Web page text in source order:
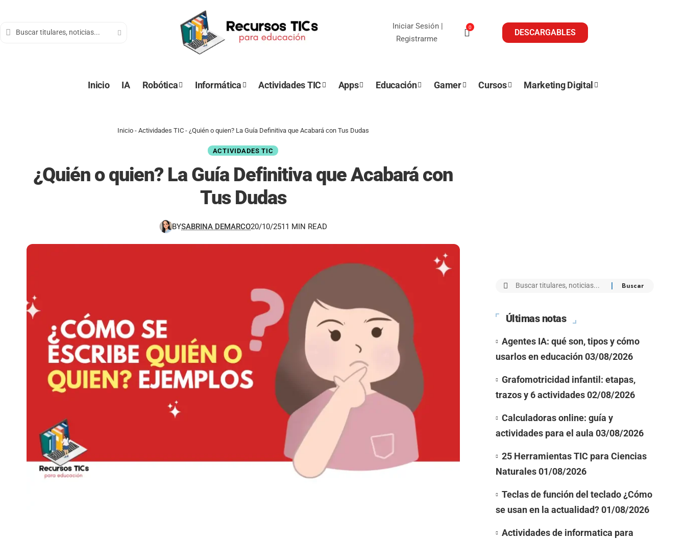
Iniciar Sesión|
Registrarme
0
DESCARGABLES
Inicio IA Robótica Informática Actividades TIC Apps Educación Gamer Cursos Marketing Digital
Inicio- Actividades TIC- ¿Quién o quien? La Guía Definitiva que Acabará con Tus Dudas
ACTIVIDADES TIC
¿Quién o quien? La Guía Definitiva que Acabará con
Tus Dudas
BYSABRINA DEMARCO20/10/2511 MIN READ
Últimas notas
Agentes IA: qué son, tipos y cómo
usarlos en educación 03/08/2026
Grafomotricidad infantil: etapas,
trazos y 6 actividades 02/08/2026
Calculadoras online: guía y
actividades para el aula 03/08/2026
25 Herramientas TIC para Ciencias
Naturales 01/08/2026
Teclas de función del teclado ¿Cómo
se usan en la actualidad? 01/08/2026
Actividades de informatica para